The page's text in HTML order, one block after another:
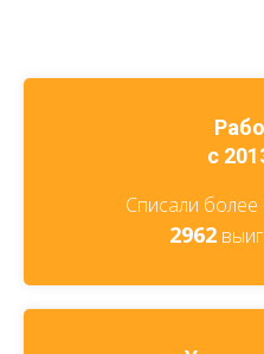
с
Списали более
2962